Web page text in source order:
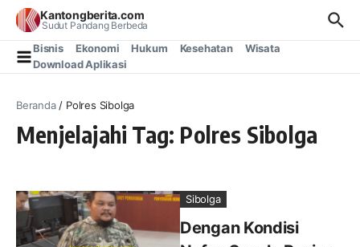
Lewati ke konten
Kantongberita.com
Sudut Pandang Berbeda
Bisnis Ekonomi Hukum Kesehatan
Wisata
Download Aplikasi
Beranda/ Polres Sibolga
Menjelajahi Tag: Polres Sibolga
Sibolga
Dengan Kondisi